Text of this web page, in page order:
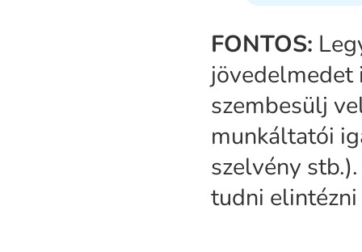
FONTOS:
jövedelmedet
szembesülj
munkáltatói
szelvény
tudni